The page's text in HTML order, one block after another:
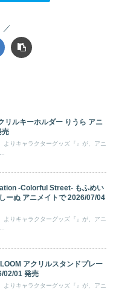
リルキーホルダー りうら アニ
売
よりキャラクターグッズ『』が、アニ
-Colorful Street- もふめい
ーぬ アニメイトで 2026/07/04
よりキャラクターグッズ『』が、アニ
(...
アクリルスタンドプレー
02/01 発売
よりキャラクターグッズ『』が、アニ